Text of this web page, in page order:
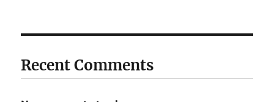
Recent Comments